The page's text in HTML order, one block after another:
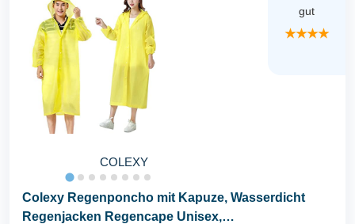
COLEXY
gut
★★★★
Colexy Regenponcho mit Kapuze, Wasserdicht
Regenjacken Regencape Unisex,